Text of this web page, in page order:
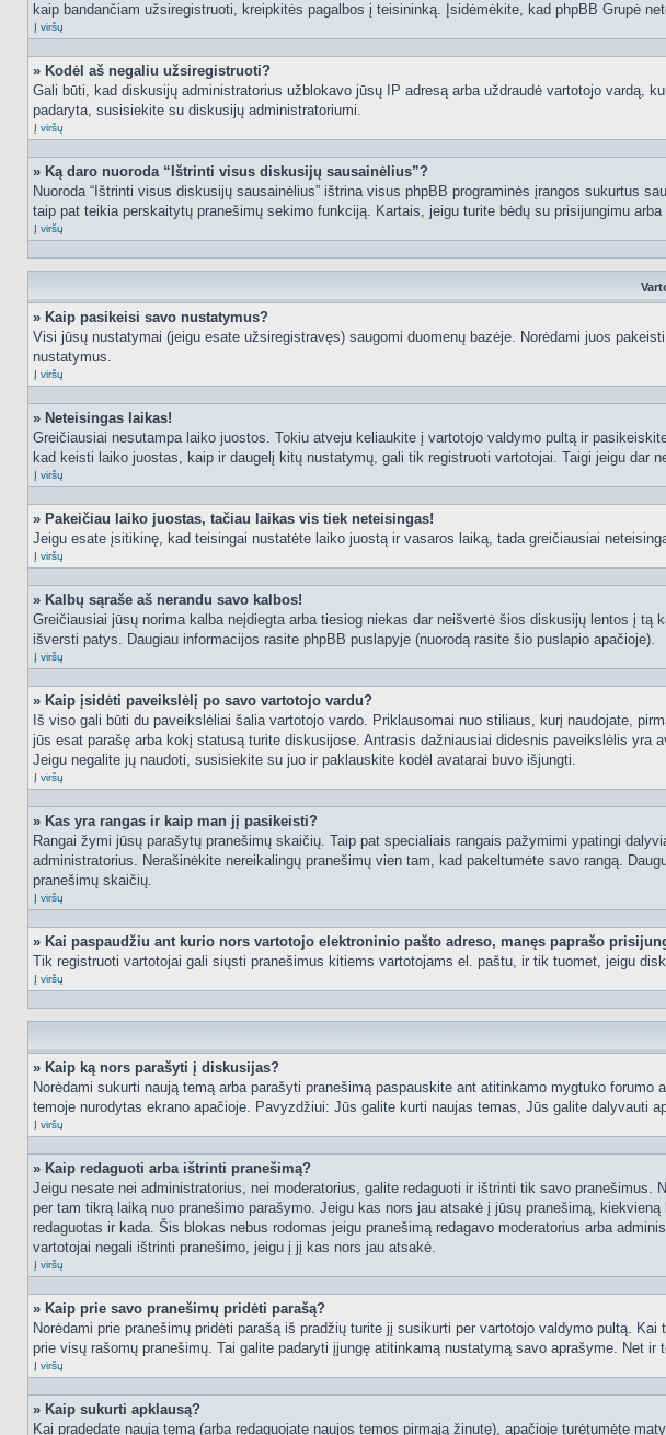
kaip bandančiam užsiregistruoti, kreipkitės pagalbos į teisininką. Įsidėmėkite, kad phpBB Grupė
Į viršų
» Kodėl aš negaliu užsiregistruoti?
Gali būti, kad diskusijų administratorius užblokavo jūsų IP adresą arba uždraudė vartotojo vardą,
padaryta, susisiekite su diskusijų administratoriumi.
Į viršų
» Ką daro nuoroda “Ištrinti visus diskusijų sausainėlius”?
Nuoroda “Ištrinti visus diskusijų sausainėlius” ištrina visus phpBB programinės įrangos sukurtus
taip pat teikia perskaitytų pranešimų sekimo funkciją. Kartais, jeigu turite bėdų su prisijungimu
Į viršų
» Kaip pasikeisi savo nustatymus?
Visi jūsų nustatymai (jeigu esate užsiregistravęs) saugomi duomenų bazėje. Norėdami juos
nustatymus.
Į viršų
» Neteisingas laikas!
Greičiausiai nesutampa laiko juostos. Tokiu atveju keliaukite į vartotojo valdymo pultą ir
kad keisti laiko juostas, kaip ir daugelį kitų nustatymų, gali tik registruoti vartotojai. Taigi jeigu dar
Į viršų
» Pakeičiau laiko juostas, tačiau laikas vis tiek neteisingas!
Jeigu esate įsitikinę, kad teisingai nustatėte laiko juostą ir vasaros laiką, tada greičiausiai
Į viršų
» Kalbų sąraše aš nerandu savo kalbos!
Greičiausiai jūsų norima kalba neįdiegta arba tiesiog niekas dar neišvertė šios diskusijų lentos į
išversti patys. Daugiau informacijos rasite phpBB puslapyje (nuorodą rasite šio puslapio apačioje).
Į viršų
» Kaip įsidėti paveikslėlį po savo vartotojo vardu?
Iš viso gali būti du paveikslėliai šalia vartotojo vardo. Priklausomai nuo stiliaus, kurį naudojate,
jūs esat parašę arba kokį statusą turite diskusijose. Antrasis dažniausiai didesnis paveikslėlis
Jeigu negalite jų naudoti, susisiekite su juo ir paklauskite kodėl avatarai buvo išjungti.
Į viršų
» Kas yra rangas ir kaip man jį pasikeisti?
Rangai žymi jūsų parašytų pranešimų skaičių. Taip pat specialiais rangais pažymimi ypatingi
administratorius. Nerašinėkite nereikalingų pranešimų vien tam, kad pakeltumėte savo rangą.
pranešimų skaičių.
Į viršų
» Kai paspaudžiu ant kurio nors vartotojo elektroninio pašto adreso, manęs paprašo
Tik registruoti vartotojai gali siųsti pranešimus kitiems vartotojams el. paštu, ir tik tuomet, jeigu
Į viršų
» Kaip ką nors parašyti į diskusijas?
Norėdami sukurti naują temą arba parašyti pranešimą paspauskite ant atitinkamo mygtuko
temoje nurodytas ekrano apačioje. Pavyzdžiui: Jūs galite kurti naujas temas, Jūs galite dalyvauti
Į viršų
» Kaip redaguoti arba ištrinti pranešimą?
Jeigu nesate nei administratorius, nei moderatorius, galite redaguoti ir ištrinti tik savo
per tam tikrą laiką nuo pranešimo parašymo. Jeigu kas nors jau atsakė į jūsų pranešimą,
redaguotas ir kada. Šis blokas nebus rodomas jeigu pranešimą redagavo moderatorius arba
vartotojai negali ištrinti pranešimo, jeigu į jį kas nors jau atsakė.
Į viršų
» Kaip prie savo pranešimų pridėti parašą?
Norėdami prie pranešimų pridėti parašą iš pradžių turite jį susikurti per vartotojo valdymo pultą.
prie visų rašomų pranešimų. Tai galite padaryti įjungę atitinkamą nustatymą savo aprašyme. Net
Į viršų
» Kaip sukurti apklausą?
Kai pradedate naują temą (arba redaguojate naujos temos pirmąją žinutę), apačioje turėtumėte